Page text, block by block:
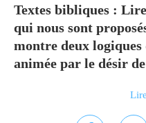
Textes bibliques :
qui nous sont
montre deux logiques
animée par le désir